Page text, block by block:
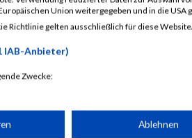
Kessler
Wegmann
Union weitergegeben und in die USA
Richtlinie gelten ausschließlich für diese
IAB-Anbieter)
Zwecke:
auf Informationen auf einemAblehnen